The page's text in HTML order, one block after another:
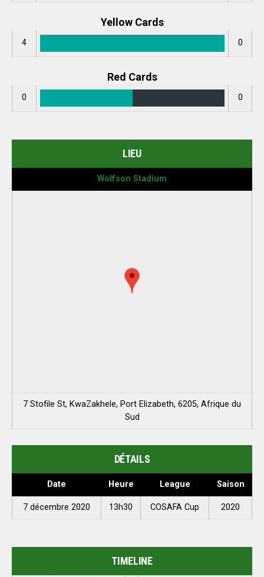
Yellow Cards
4 0
Red Cards
0 0
LIEU
Wolfson Stadium
7 Stofile St, KwaZakhele, Port Elizabeth, 6205, Afrique du
Sud
DÉTAILS
Date Heure League Saison
7 décembre 2020 13h30 COSAFA Cup 2020
TIMELINE